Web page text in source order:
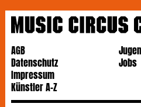
AGB
Datenschutz
Impressum
Jobs
Künstler A-Z